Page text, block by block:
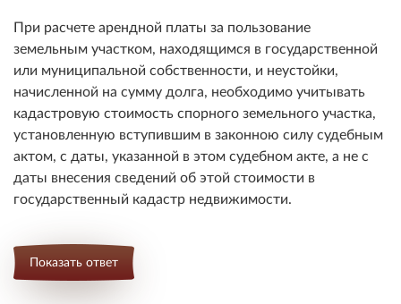
При расчете арендной платы за пользование
земельным участком, находящимся в государственной
или муниципальной собственности, и неустойки,
начисленной на сумму долга, необходимо учитывать
кадастровую стоимость спорного земельного участка,
установленную вступившим в законною силу судебным
актом, с даты, указанной в этом судебном акте, а не с
даты внесения сведений об этой стоимости в
государственный кадастр недвижимости.
Показать ответ